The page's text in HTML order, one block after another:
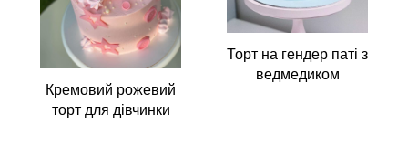
Кремовий рожевий
торт для дівчинки
Торт на гендер паті з
ведмедиком